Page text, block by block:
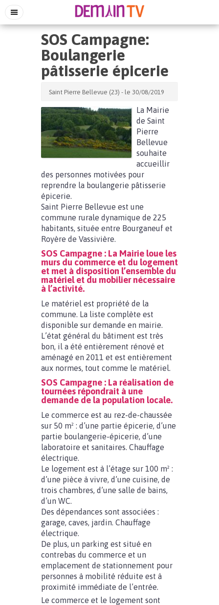
SOS Campagne:
Boulangerie
pâtisserie épicerie
Saint Pierre Bellevue (23) - le 30/08/2019
La Mairie
de Saint
Pierre
Bellevue
souhaite
accueillir
des personnes motivées pour
reprendre la boulangerie pâtisserie
épicerie.
Saint Pierre Bellevue est une
commune rurale dynamique de 225
habitants, située entre Bourganeuf et
Royère de Vassivière.
SOS Campagne : La Mairie loue les
murs du commerce et du logement
et met à disposition l’ensemble du
matériel et du mobilier nécessaire
à l’activité.
Le matériel est propriété de la
commune. La liste complète est
disponible sur demande en mairie.
L’état général du bâtiment est très
bon, il a été entièrement rénové et
aménagé en 2011 et est entièrement
aux normes, tout comme le matériel.
SOS Campagne : La réalisation de
tournées répondrait à une
demande de la population locale.
Le commerce est au rez-de-chaussée
sur 50 m² : d’une partie épicerie, d’une
partie boulangerie-épicerie, d’une
laboratoire et sanitaires. Chauffage
électrique.
Le logement est à l’étage sur 100 m² :
d’une pièce à vivre, d’une cuisine, de
trois chambres, d’une salle de bains,
d’un WC.
Des dépendances sont associées :
garage, caves, jardin. Chauffage
électrique.
De plus, un parking est situé en
contrebas du commerce et un
emplacement de stationnement pour
personnes à mobilité réduite est à
proximité immédiate de l’entrée.
Le commerce et le logement sont